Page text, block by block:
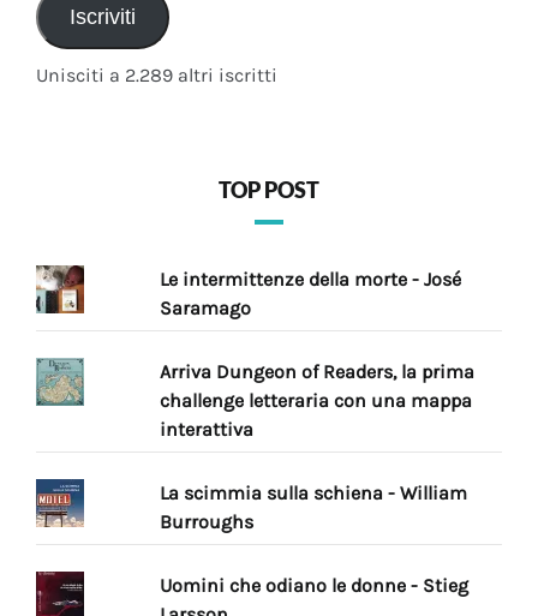
Iscriviti
Unisciti a 2.289 altri iscritti
TOP POST
Le intermittenze della morte - José
Saramago
Arriva Dungeon of Readers, la prima
challenge letteraria con una mappa
interattiva
La scimmia sulla schiena - William
Burroughs
Uomini che odiano le donne - Stieg